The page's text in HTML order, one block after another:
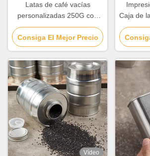
Latas de café vacías
personalizadas 250G con
orificios de ventilación /
válvulas de escape
Consiga El Mejor Precio
Caja de
con
Vídeo